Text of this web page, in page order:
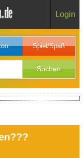
Login
Spiel/Spaß